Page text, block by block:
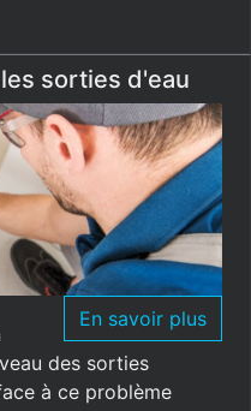
sorties d'eau
En savoir plus
des sorties
à ce problème